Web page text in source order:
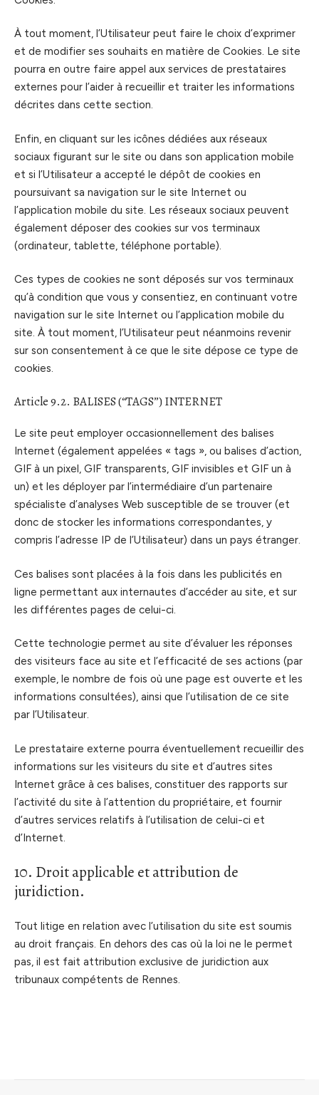
À tout moment, l’Utilisateur peut faire le choix d’exprimer
et de modifier ses souhaits en matière de Cookies. Le site
pourra en outre faire appel aux services de prestataires
externes pour l’aider à recueillir et traiter les informations
décrites dans cette section.
Enfin, en cliquant sur les icônes dédiées aux réseaux
sociaux figurant sur le site ou dans son application mobile
et si l’Utilisateur a accepté le dépôt de cookies en
poursuivant sa navigation sur le site Internet ou
l’application mobile du site. Les réseaux sociaux peuvent
également déposer des cookies sur vos terminaux
(ordinateur, tablette, téléphone portable).
Ces types de cookies ne sont déposés sur vos terminaux
qu’à condition que vous y consentiez, en continuant votre
navigation sur le site Internet ou l’application mobile du
site. À tout moment, l’Utilisateur peut néanmoins revenir
sur son consentement à ce que le site dépose ce type de
cookies.
Article 9.2. BALISES (“TAGS”) INTERNET
Le site peut employer occasionnellement des balises
Internet (également appelées « tags », ou balises d’action,
GIF à un pixel, GIF transparents, GIF invisibles et GIF un à
un) et les déployer par l’intermédiaire d’un partenaire
spécialiste d’analyses Web susceptible de se trouver (et
donc de stocker les informations correspondantes, y
compris l’adresse IP de l’Utilisateur) dans un pays étranger.
Ces balises sont placées à la fois dans les publicités en
ligne permettant aux internautes d’accéder au site, et sur
les différentes pages de celui-ci.
Cette technologie permet au site d’évaluer les réponses
des visiteurs face au site et l’efficacité de ses actions (par
exemple, le nombre de fois où une page est ouverte et les
informations consultées), ainsi que l’utilisation de ce site
par l’Utilisateur.
Le prestataire externe pourra éventuellement recueillir des
informations sur les visiteurs du site et d’autres sites
Internet grâce à ces balises, constituer des rapports sur
l’activité du site à l’attention du propriétaire, et fournir
d’autres services relatifs à l’utilisation de celui-ci et
d’Internet.
10. Droit applicable et attribution de
juridiction.
Tout litige en relation avec l’utilisation du site est soumis
au droit français. En dehors des cas où la loi ne le permet
pas, il est fait attribution exclusive de juridiction aux
tribunaux compétents de Rennes.